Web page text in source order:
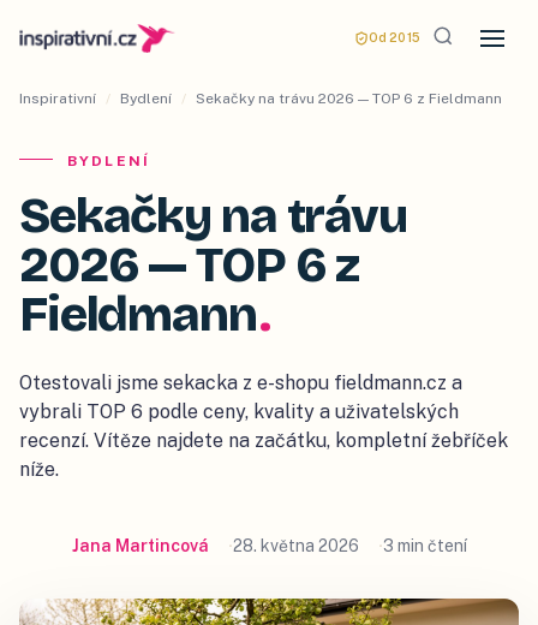
Od 2015
Inspirativní / Bydlení / Sekačky na trávu 2026 — TOP 6 z Fieldmann
BYDLENÍ
Sekačky na trávu
2026 — TOP 6 z
Fieldmann.
Otestovali jsme sekacka z e-shopu fieldmann.cz a
vybrali TOP 6 podle ceny, kvality a uživatelských
recenzí. Vítěze najdete na začátku, kompletní žebříček
níže.
Jana Martincová 28. května 2026 3 min čtení